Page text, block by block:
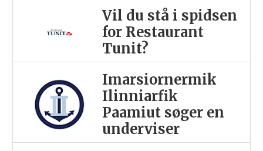
Vil du stå i spidsen
for Restaurant
Tunit?
Imarsiornermik
Ilinniarfik
Paamiut søger en
underviser